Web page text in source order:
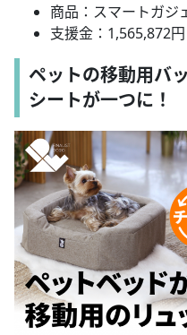
商品：スマートガジ
支援金：1,565,872円
ペットの移動用バ
シートが一つに！